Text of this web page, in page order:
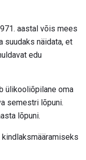
aastal võis mees
suudaks näidata, et
edu
ülikooliõpilane oma
semestri lõpuni.
lõpuni.